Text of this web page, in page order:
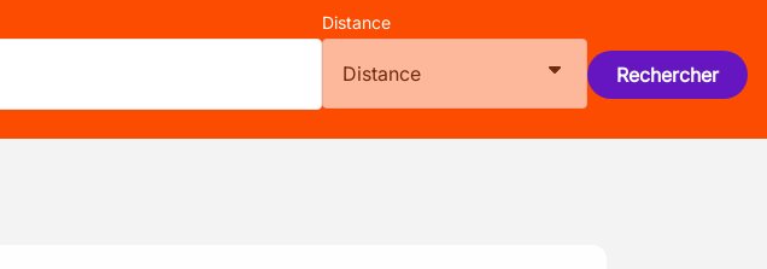
Distance
Distance Rechercher